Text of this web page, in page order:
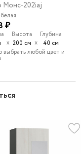
202iaj
₽
х
Высота
200 см х
Глубина
40 см
любой цвет и